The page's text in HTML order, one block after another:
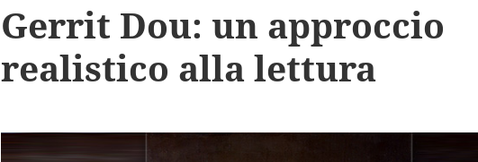
Gerrit Dou: un approccio
realistico alla lettura